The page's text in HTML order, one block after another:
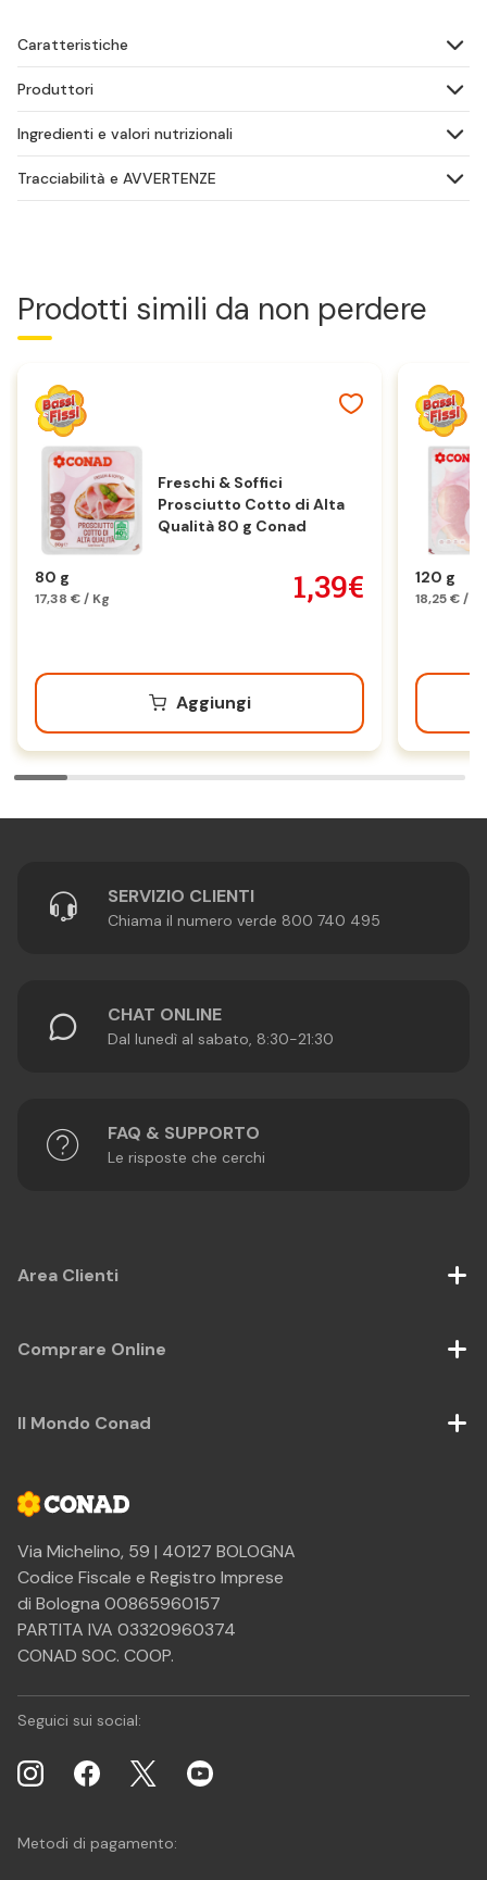
Caratteristiche
Produttori
Ingredienti e valori nutrizionali
Tracciabilità e AVVERTENZE
Prodotti simili da non perdere
Freschi & Soffici
Prosciutto Cotto di Alta
Qualità 80 g Conad
80 g
17,38 € / Kg 1,39€
Aggiungi
120 g
18,25 € /
SERVIZIO CLIENTI
Chiama il numero verde 800 740 495
CHAT ONLINE
Dal lunedì al sabato, 8:30-21:30
FAQ & SUPPORTO
Le risposte che cerchi
Via Michelino, 59 | 40127 BOLOGNA
Codice Fiscale e Registro Imprese
di Bologna 00865960157
PARTITA IVA 03320960374
CONAD SOC. COOP.
Area Clienti
Comprare Online
Il Mondo Conad
Seguici sui social:
Metodi di pagamento: